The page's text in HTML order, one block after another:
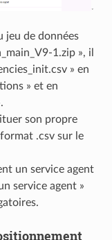
jeu de données
1.zip », il
» en
» et en
son propre
.csv sur le
un service agent
service agent »